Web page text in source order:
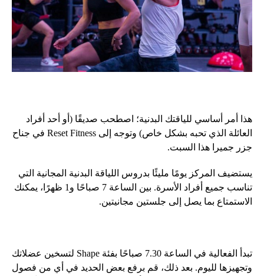
هذا أمر أساسي للياقتك البدنية؛ اصطحب صديقًا (أو أحد أفراد
العائلة الذي تحبه بشكل خاص) وتوجه إلى Reset Fitness في جناح
جزر جميرا هذا السبت.
يستضيف المركز يومًا مليئًا بدروس اللياقة البدنية المجانية التي
تناسب جميع أفراد الأسرة. بين الساعة 7 صباحًا و1 ظهرًا، يمكنك
الاستمتاع بما يصل إلى جلستين مجانيتين.
تبدأ الفعالية في الساعة 7.30 صباحًا بفئة Shape لتسخين عضلاتك
وتجهيزها لليوم. بعد ذلك، قم برفع بعض الحديد في أي من فصول